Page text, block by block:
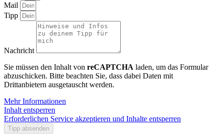
Mail
Tipp
Nachricht
Sie müssen den Inhalt von reCAPTCHA laden, um das Formular
abzuschicken. Bitte beachten Sie, dass dabei Daten mit
Drittanbietern ausgetauscht werden.
Mehr Informationen
Inhalt entsperren
Erforderlichen Service akzeptieren und Inhalte entsperren
Tipp absenden